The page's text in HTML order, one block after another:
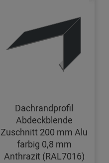
Dachrandprofil
Abdeckblende
Zuschnitt 200 mm Alu
farbig 0,8 mm
Anthrazit (RAL7016)